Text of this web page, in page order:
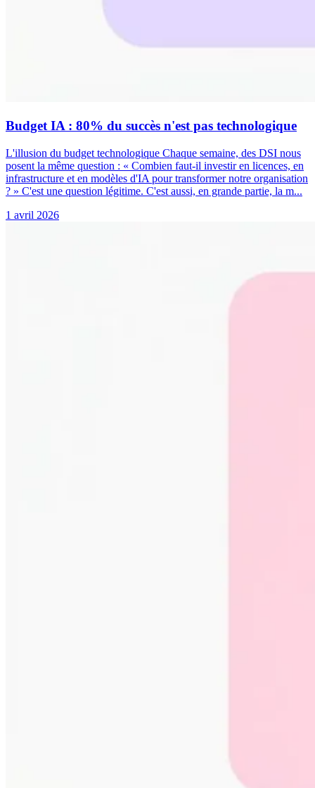
Budget IA : 80% du succès n'est pas technologique
L'illusion du budget technologique Chaque semaine, des DSI nous
posent la même question : « Combien faut-il investir en licences, en
infrastructure et en modèles d'IA pour transformer notre organisation
? » C'est une question légitime. C'est aussi, en grande partie, la m...
1 avril 2026